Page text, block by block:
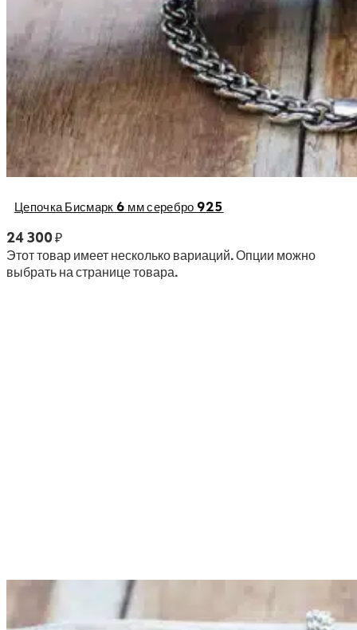
Цепочка Бисмарк 6 мм серебро 925
24 300₽
Этот товар имеет несколько вариаций. Опции можно
выбрать на странице товара.